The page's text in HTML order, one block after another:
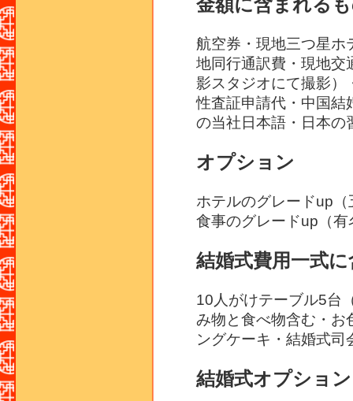
金額に含まれる
航空券・現地三つ星ホ
地同行通訳費・現地交
影スタジオにて撮影）
性査証申請代・中国結
の当社日本語・日本の
オプション
ホテルのグレードup
食事のグレードup（
結婚式費用一式
10人がけテーブル5台
み物と食べ物含む・お
ングケーキ・結婚式司
結婚式オプション